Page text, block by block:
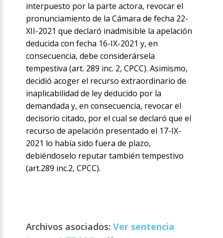
interpuesto por la parte actora, revocar el
pronunciamiento de la Cámara de fecha 22-
XII-2021 que declaró inadmisible la apelación
deducida con fecha 16-IX-2021 y, en
consecuencia, debe considerársela
tempestiva (art. 289 inc. 2, CPCC). Asimismo,
decidió acoger el recurso extraordinario de
inaplicabilidad de ley deducido por la
demandada y, en consecuencia, revocar el
decisorio citado, por el cual se declaró que el
recurso de apelación presentado el 17-IX-
2021 lo había sido fuera de plazo,
debiéndoselo reputar también tempestivo
(art.289 inc.2, CPCC).
Archivos asociados:Ver sentencia